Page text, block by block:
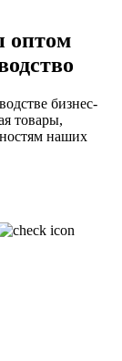
оптом
бизнес-
товары,
наших